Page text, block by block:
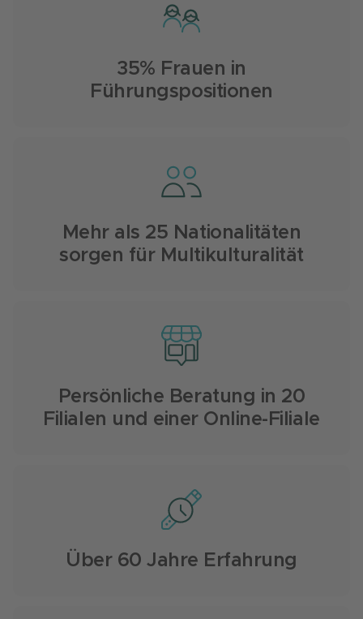
35% Frauen in
Führungspositionen
Mehr als 25 Nationalitäten
sorgen für Multikulturalität
Persönliche Beratung in 20
Filialen und einer Online-Filiale
Über 60 Jahre Erfahrung